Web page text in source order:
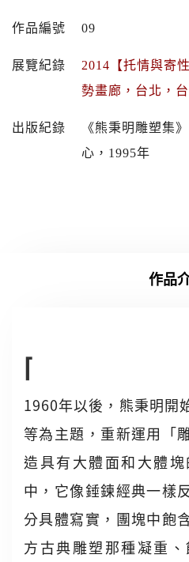
作品編號 09
展覽紀錄
2014【托情與寄
勢畫廊，台北，
出版紀錄
《熊秉明雕塑集
心，1995年
作品
⌈
1960年以後，熊秉明開
等為主題，重新運用「
造具有大體面和大體
中，它像錘鍊經典一樣
分具體寫實，團塊中飽
方古典雕塑那種凝重